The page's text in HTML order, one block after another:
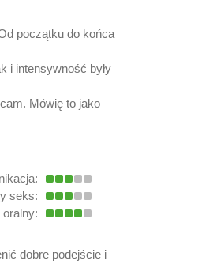
początku do końca
i intensywność były
Mówię to jako
seks:
oralny:
dobre podejście i